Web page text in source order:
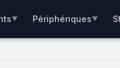
▼ Périphériques▼